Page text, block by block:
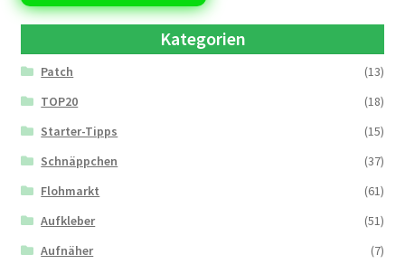
Kategorien
Patch
(13)
TOP20
(18)
Starter-Tipps
(15)
Schnäppchen
(37)
Flohmarkt
(61)
Aufkleber
(51)
Aufnäher
(7)